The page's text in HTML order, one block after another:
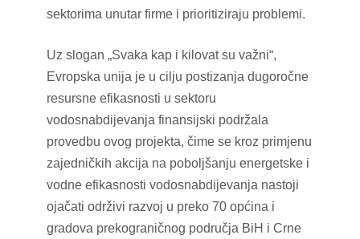
sektorima unutar firme i prioritiziraju problemi.
Uz slogan „Svaka kap i kilovat su važni“,
Evropska unija je u cilju postizanja dugoročne
resursne efikasnosti u sektoru
vodosnabdijevanja finansijski podržala
provedbu ovog projekta, čime se kroz primjenu
zajedničkih akcija na poboljšanju energetske i
vodne efikasnosti vodosnabdijevanja nastoji
ojačati održivi razvoj u preko 70 općina i
gradova prekograničnog područja BiH i Crne